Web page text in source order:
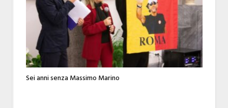
Sei anni senza Massimo Marino